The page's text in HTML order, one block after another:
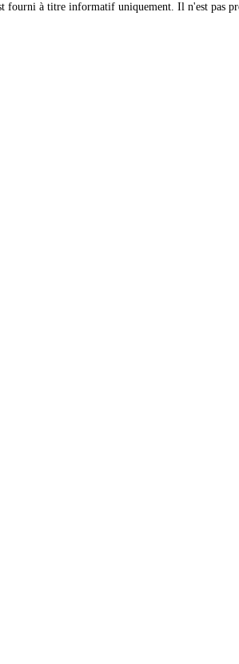
fourni à titre informatif uniquement. Il n'est pas